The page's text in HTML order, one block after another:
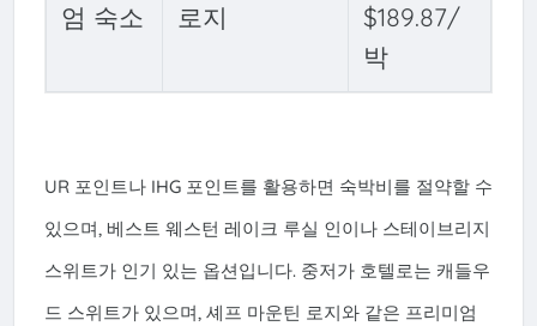
엄 숙소
로지
$189.87/
박
UR 포인트나 IHG 포인트를 활용하면 숙박비를 절약할 수
있으며, 베스트 웨스턴 레이크 루실 인이나 스테이브리지
스위트가 인기 있는 옵션입니다. 중저가 호텔로는 캐들우
드 스위트가 있으며, 셰프 마운틴 로지와 같은 프리미엄